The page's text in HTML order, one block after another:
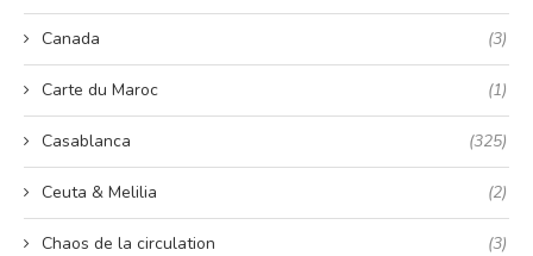
Canada (3)
Carte du Maroc (1)
Casablanca (325)
Ceuta & Melilia (2)
Chaos de la circulation (3)